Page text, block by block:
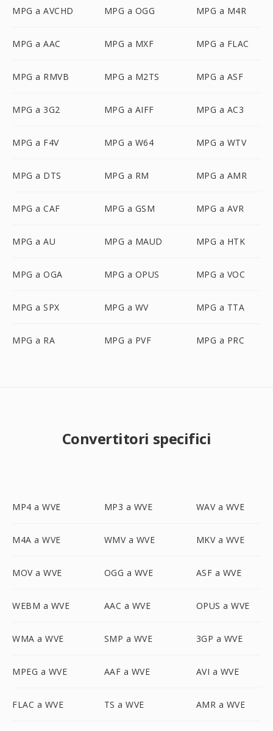
MPG a AVCHD MPG a OGG MPG a M4R
MPG a AAC MPG a MXF MPG a FLAC
MPG a RMVB MPG a M2TS MPG a ASF
MPG a 3G2 MPG a AIFF MPG a AC3
MPG a F4V MPG a W64 MPG a WTV
MPG a DTS MPG a RM MPG a AMR
MPG a CAF MPG a GSM MPG a AVR
MPG a AU MPG a MAUD MPG a HTK
MPG a OGA MPG a OPUS MPG a VOC
MPG a SPX MPG a WV MPG a TTA
MPG a RA MPG a PVF MPG a PRC
Convertitori specifici
MP4 a WVE MP3 a WVE WAV a WVE
M4A a WVE WMV a WVE MKV a WVE
MOV a WVE OGG a WVE ASF a WVE
WEBM a WVE AAC a WVE OPUS a WVE
WMA a WVE SMP a WVE 3GP a WVE
MPEG a WVE AAF a WVE AVI a WVE
FLAC a WVE TS a WVE AMR a WVE